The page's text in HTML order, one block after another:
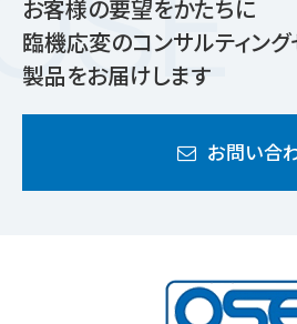
お客様の要望をかたちに
臨機応変のコンサルティン
製品をお届けします
お問い合